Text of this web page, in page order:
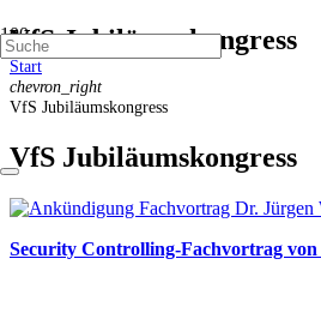
VfS Jubiläumskongress
Start
chevron_right
VfS Jubiläumskongress
VfS Jubiläumskongress
Security Controlling-Fachvortrag